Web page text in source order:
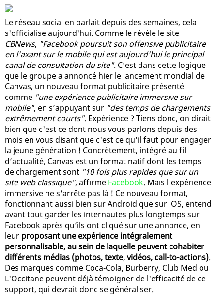
Le réseau social en parlait depuis des semaines, cela
s'officialise aujourd'hui. Comme le révèle le site
CBNews, "Facebook poursuit son offensive publicitaire
en l’axant sur le mobile qui est aujourd’hui le principal
canal de consultation du site". C’est dans cette logique
que le groupe a annoncé hier le lancement mondial de
Canvas, un nouveau format publicitaire présenté
comme "une expérience publicitaire immersive sur
mobile", en s’appuyant sur "des temps de chargements
extrêmement courts". Expérience ? Tiens donc, on dirait
bien que c'est ce dont nous vous parlons depuis des
mois en vous disant que c'est ce qu'il faut pour engager
la jeune génération ! Concrètement, intégré au fil
d’actualité, Canvas est un format natif dont les temps
de chargement sont "10 fois plus rapides que sur un
site web classique", affirme Facebook. Mais l'expérience
immersive ne s'arrête pas là ! Ce nouveau format,
fonctionnant aussi bien sur Android que sur iOS, entend
avant tout garder les internautes plus longtemps sur
Facebook après qu’ils ont cliqué sur une annonce, en
leur proposant une expérience intégralement
personnalisable, au sein de laquelle peuvent cohabiter
différents médias (photos, texte, vidéos, call-to-actions).
Des marques comme Coca-Cola, Burberry, Club Med ou
L'Occitane peuvent déjà témoigner de l'efficacité de ce
support, qui devrait donc se généraliser.